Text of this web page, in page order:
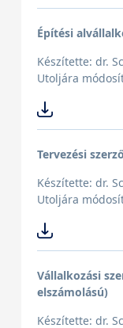
Építési
Készítette: dr.
Utoljára
Tervezési
Készítette: dr.
Utoljára
Vállalkozási
elszámolású)
Készítette: dr.